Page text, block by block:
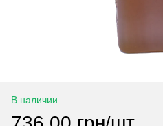
В наличии